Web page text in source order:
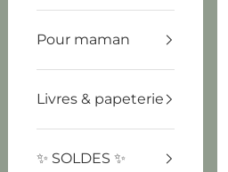
Pour maman
Livres & papeterie
✨ SOLDES ✨